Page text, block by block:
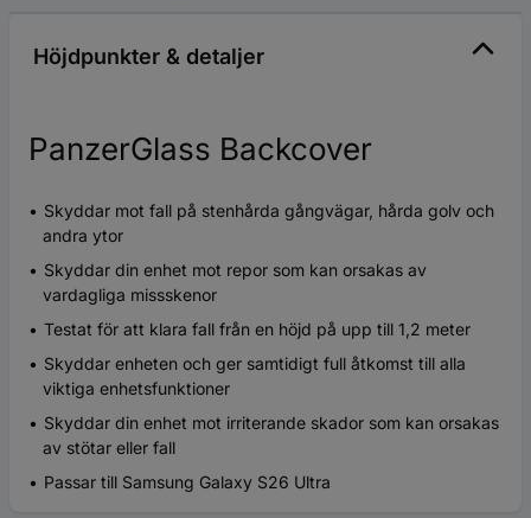
Höjdpunkter & detaljer
PanzerGlass Backcover
Skyddar mot fall på stenhårda gångvägar, hårda golv och
andra ytor
Skyddar din enhet mot repor som kan orsakas av
vardagliga missskenor
Testat för att klara fall från en höjd på upp till 1,2 meter
Skyddar enheten och ger samtidigt full åtkomst till alla
viktiga enhetsfunktioner
Skyddar din enhet mot irriterande skador som kan orsakas
av stötar eller fall
Passar till Samsung Galaxy S26 Ultra